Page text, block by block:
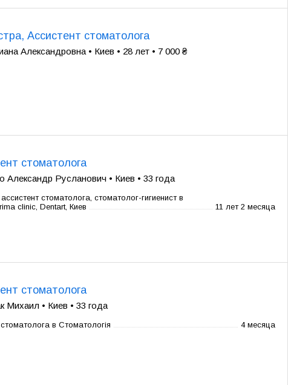
Ассистент стоматолога
Александровна • Киев • 28 лет • 7 000 ₴
стоматолога
Александр Русланович • Киев • 33 года
стоматолога, стоматолог-гигиенист в
clinic, Dentart, Киев
11 лет 2 месяца
стоматолога
Михаил • Киев • 33 года
в Стоматологія 4 месяца